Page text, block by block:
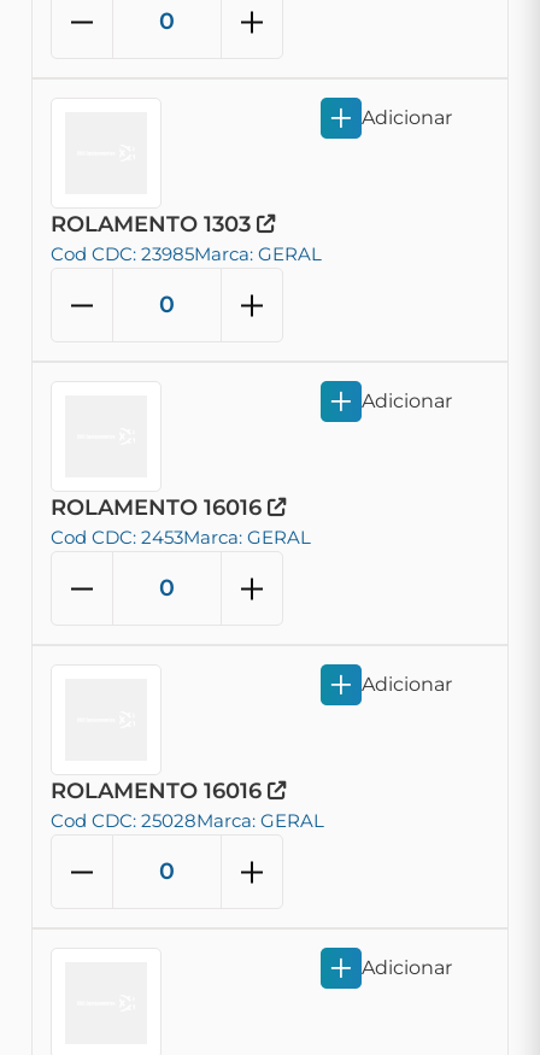
ROLAMENTO 1303
Cod CDC: 23985Marca: GERAL
Adicionar
ROLAMENTO 16016
Cod CDC: 2453Marca: GERAL
Adicionar
ROLAMENTO 16016
Cod CDC: 25028Marca: GERAL
Adicionar
Adicionar